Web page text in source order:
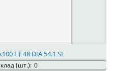
ET 48 DIA 54.1 SL
(шт.): 0